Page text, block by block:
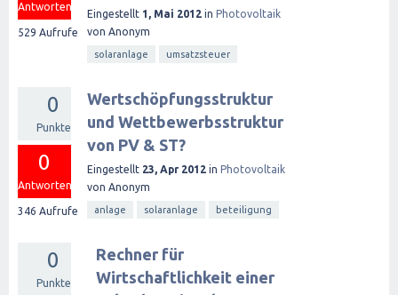
Antworten
529 Aufrufe
Eingestellt 1, Mai 2012 in Photovoltaik
von Anonym
solaranlage umsatzsteuer
0
Punkte
0
Antworten
346 Aufrufe
Wertschöpfungsstruktur
und Wettbewerbsstruktur
von PV & ST?
Eingestellt 23, Apr 2012 in Photovoltaik
von Anonym
anlage solaranlage beteiligung
0
Punkte
Rechner für
Wirtschaftlichkeit einer